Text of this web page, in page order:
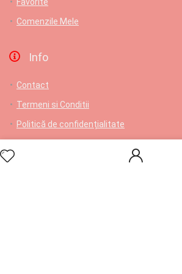
Comenzile Mele
Info
Contact
Termeni si Conditii
Politică de confidențialitate
Livrare gratuita pentru comenzi de cel